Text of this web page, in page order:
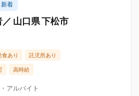
新着
山口県 下松市
食あり 託児所あり
高時給
アルバイト